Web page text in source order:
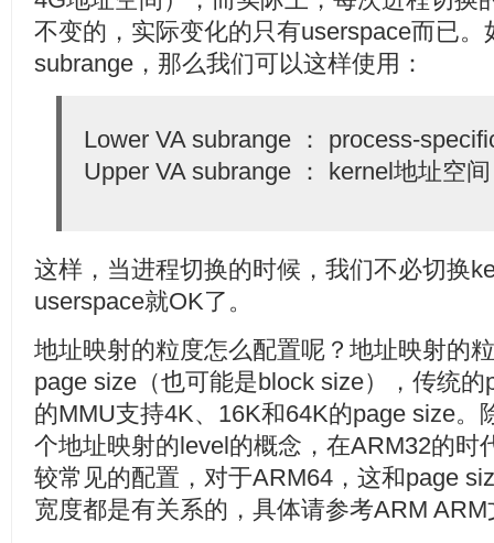
不变的，实际变化的只有userspace而已。
subrange，那么我们可以这样使用：
Lower VA subrange ： process-
Upper VA subrange ： kernel地址空间
这样，当进程切换的时候，我们不必切换
userspace就OK了。
地址映射的粒度怎么配置呢？地址映射的
page size（也可能是block size），传统
的MMU支持4K、16K和64K的page size。
个地址映射的level的概念，在ARM32的时
较常见的配置，对于ARM64，这和page
宽度都是有关系的，具体请参考ARM ARM